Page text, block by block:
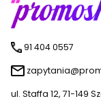
91 404 0557
ul. Staffa 12, 71-149